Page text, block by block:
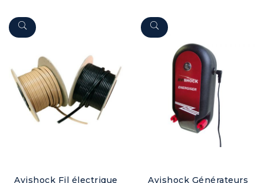
Avishock Fil électrique
Avishock Générateurs